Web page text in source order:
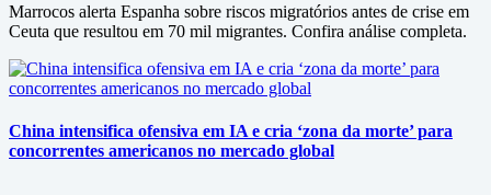
Marrocos alerta Espanha sobre riscos migratórios antes de crise em
Ceuta que resultou em 70 mil migrantes. Confira análise completa.
China intensifica ofensiva em IA e cria ‘zona da morte’ para
concorrentes americanos no mercado global